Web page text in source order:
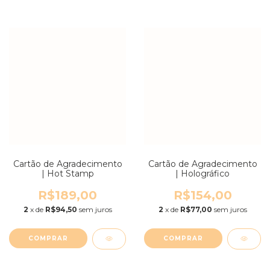
Cartão de Agradecimento
| Hot Stamp
R$189,00
2 x de R$94,50 sem juros
COMPRAR
Cartão de Agradecimento
| Holográfico
R$154,00
2 x de R$77,00 sem juros
COMPRAR